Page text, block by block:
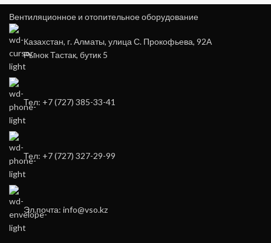
Вентиляционное и отопительное оборудование
Казахстан, г. Алматы, улица С. Прокофьева, 92А
Рынок Тастак, бутик 5
Тел: +7 (727) 385-33-41
Тел: +7 (727) 327-29-99
Эл.почта: info@vso.kz